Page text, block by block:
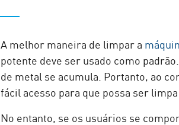
A melhor maneira de limpar a
potente deve ser usado como
de metal se acumula. Portanto, ao
fácil acesso para que possa ser
No entanto, se os usuários se